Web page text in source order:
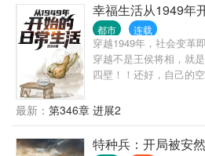
幸福生活从1949年
都市 连载
穿越1949年，社会变革
穿越不是王侯将相，就
四壁！！还好，自己的
最新： 第346章 进展2
特种兵：开局被安